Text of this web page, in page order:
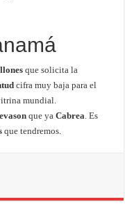
que solicita la
cifra muy baja para el
mundial.
que yaCabrea . Es
que tendremos.